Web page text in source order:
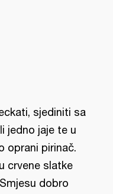
sjediniti sa
jedno jaje te u
oprani pirinač.
crvene slatke
dobro